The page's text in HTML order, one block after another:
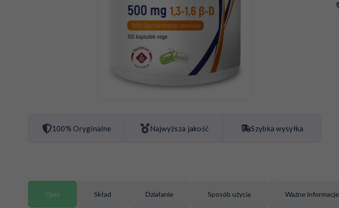
100% Oryginalne Najwyższa jakość Szybka wysyłka
Opis Skład Działanie Sposób użycia Ważne informacje